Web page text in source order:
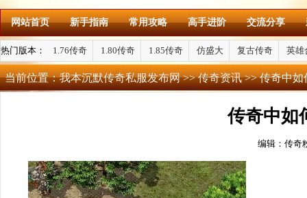
网站首页 新手指南 常用攻略 高手进阶 交流分享
热门版本： 1.76传奇 1.80传奇 1.85传奇 仿盛大 复古传奇 英雄
当前位置：我本沉默传奇私服发布网>>传奇资讯>> 传奇中如
传奇中如
编辑：传奇